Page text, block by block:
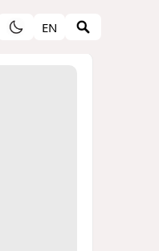
EN